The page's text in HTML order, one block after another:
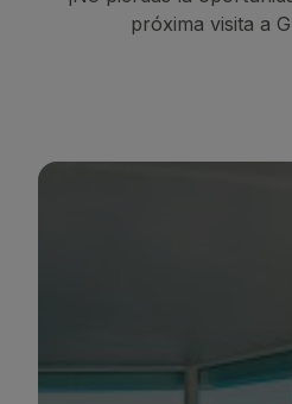
próxima visita a
BULL COSTA
***